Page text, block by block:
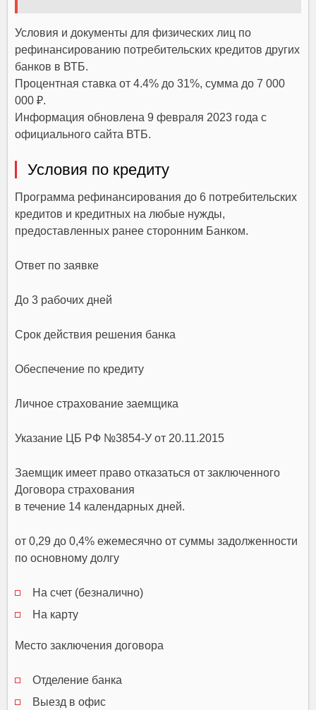
Условия и документы для физических лиц по
рефинансированию потребительских кредитов других
банков в ВТБ.
Процентная ставка от 4.4% до 31%, сумма до 7 000
000 ₽.
Информация обновлена 9 февраля 2023 года с
официального сайта ВТБ.
Условия по кредиту
Программа рефинансирования до 6 потребительских
кредитов и кредитных на любые нужды,
предоставленных ранее сторонним Банком.
Ответ по заявке
До 3 рабочих дней
Срок действия решения банка
Обеспечение по кредиту
Личное страхование заемщика
Указание ЦБ РФ №3854-У от 20.11.2015
Заемщик имеет право отказаться от заключенного
Договора страхования
в течение 14 календарных дней.
от 0,29 до 0,4% ежемесячно от суммы задолженности
по основному долгу
На счет (безналично)
На карту
Место заключения договора
Отделение банка
Выезд в офис